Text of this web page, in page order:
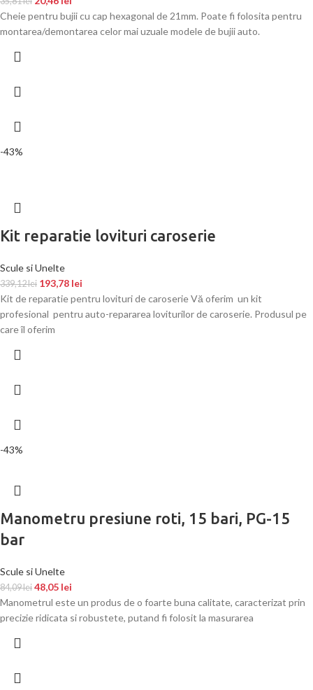
Cheie pentru bujii cu cap hexagonal de 21mm. Poate fi folosita pentru
montarea/demontarea celor mai uzuale modele de bujii auto.
-43%
Kit reparatie lovituri caroserie
Scule si Unelte
339,12lei 193,78 lei
Kit de reparatie pentru lovituri de caroserie Vă oferim un kit
profesional pentru auto-repararea loviturilor de caroserie. Produsul pe
care îl oferim
-43%
Manometru presiune roti, 15 bari, PG-15
bar
Scule si Unelte
84,09lei 48,05 lei
Manometrul este un produs de o foarte buna calitate, caracterizat prin
precizie ridicata si robustete, putand fi folosit la masurarea